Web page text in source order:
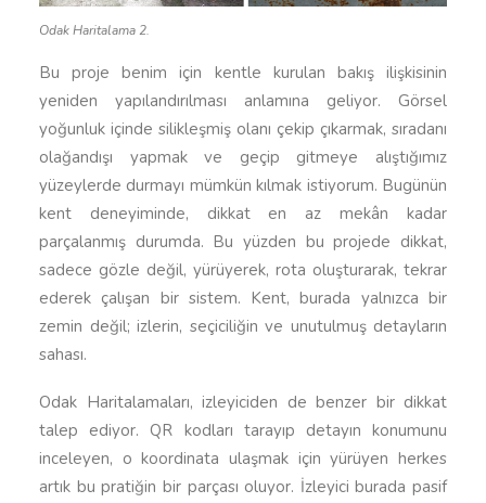
Odak Haritalama 2.
Bu proje benim için kentle kurulan bakış ilişkisinin
yeniden yapılandırılması anlamına geliyor. Görsel
yoğunluk içinde silikleşmiş olanı çekip çıkarmak, sıradanı
olağandışı yapmak ve geçip gitmeye alıştığımız
yüzeylerde durmayı mümkün kılmak istiyorum. Bugünün
kent deneyiminde, dikkat en az mekân kadar
parçalanmış durumda. Bu yüzden bu projede dikkat,
sadece gözle değil, yürüyerek, rota oluşturarak, tekrar
ederek çalışan bir sistem. Kent, burada yalnızca bir
zemin değil; izlerin, seçiciliğin ve unutulmuş detayların
sahası.
Odak Haritalamaları, izleyiciden de benzer bir dikkat
talep ediyor. QR kodları tarayıp detayın konumunu
inceleyen, o koordinata ulaşmak için yürüyen herkes
artık bu pratiğin bir parçası oluyor. İzleyici burada pasif